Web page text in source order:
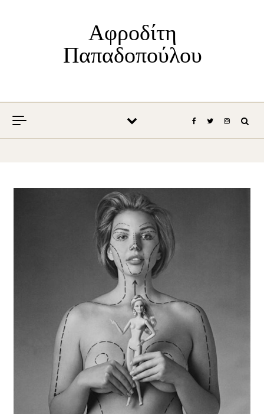
Αφροδίτη
Παπαδοπούλου